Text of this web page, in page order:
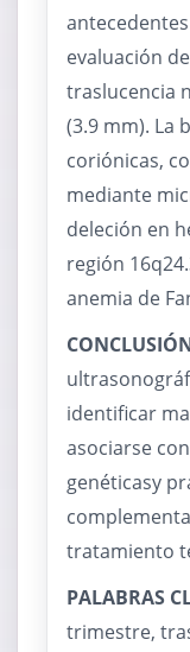
evaluación
traslucencia
(3.9 mm). La
coriónicas,
mediante
deleción en
región
anemia de
identificar
asociarse
genéticasy
tratamiento
PALABRAS
trimestre,